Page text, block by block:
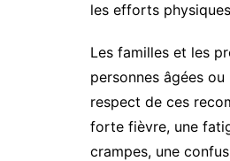
les efforts
Les familles et les
personnes âgées
respect de ces
forte fièvre, une
crampes, une